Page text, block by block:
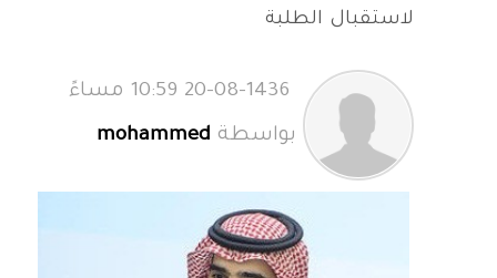
لاستقبال الطلبة
بواسطة mohammed